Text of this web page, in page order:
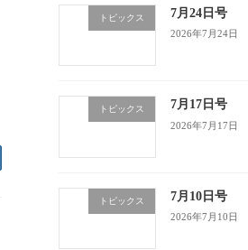
トピックス 7月24日号
2026年7月24日
トピックス 7月17日号
2026年7月17日
トピックス 7月10日号
2026年7月10日